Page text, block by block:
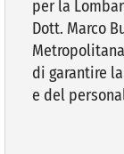
per la
Dott. Marco
di garantire
e del